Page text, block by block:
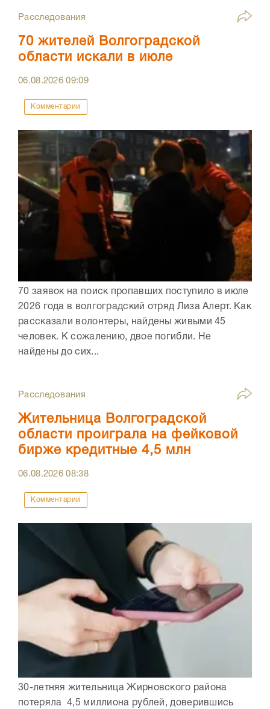
Расследования
70 жителей Волгоградской
области искали в июле
06.08.202609:09
Комментарии
70 заявок на поиск пропавших поступило в июле
2026 года в волгоградский отряд Лиза Алерт. Как
рассказали волонтеры, найдены живыми 45
человек. К сожалению, двое погибли. Не
найдены до сих...
Расследования
Жительница Волгоградской
области проиграла на фейковой
бирже кредитные 4,5 млн
06.08.202608:38
Комментарии
30-летняя жительница Жирновского района
потеряла 4,5 миллиона рублей, доверившись